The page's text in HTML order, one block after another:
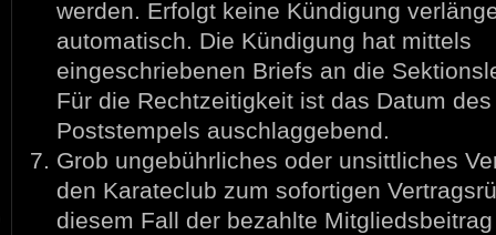
werden. Erfolgt keine Kündigung
automatisch. Die Kündigung hat mittels
eingeschriebenen Briefs an die
Für die Rechtzeitigkeit ist das Datum des
Poststempels auschlaggebend.
Grob ungebührliches oder unsittliches
den Karateclub zum sofortigen
diesem Fall der bezahlte